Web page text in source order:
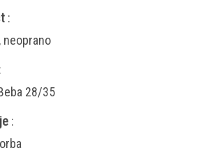
:
neoprano
:
28/35
: